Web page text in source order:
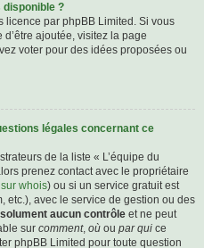
disponible ?
licence par phpBB Limited. Si vous
ajoutée, visitez la page
voter pour des idées proposées ou
légales concernant ce
de la liste « L’équipe du
prenez contact avec le propriétaire
whois) ou si un service gratuit est
etc.), avec le service de gestion ou des
aucun contrôle et ne peut
sur comment, où ou par qui ce
phpBB Limited pour toute question